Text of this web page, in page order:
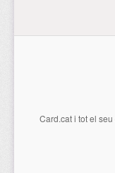
Card.cati tot el